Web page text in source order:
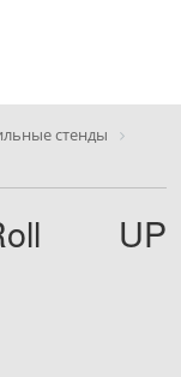
стенды
UP